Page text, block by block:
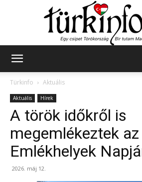
Türkinfo
Aktuális
Aktuális Hírek
A török időkről is
megemlékeztek az
Emlékhelyek
2026. máj 12.